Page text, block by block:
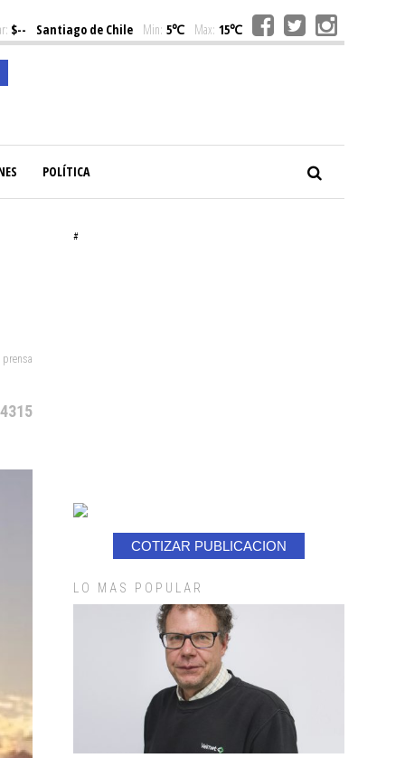
$-- Santiago de Chile Min: 5℃ Max: 15℃
POLÍTICA
#
COTIZAR PUBLICACION
LO MAS POPULAR